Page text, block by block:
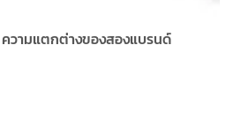
วามแตกต่างของสองแบรนด์